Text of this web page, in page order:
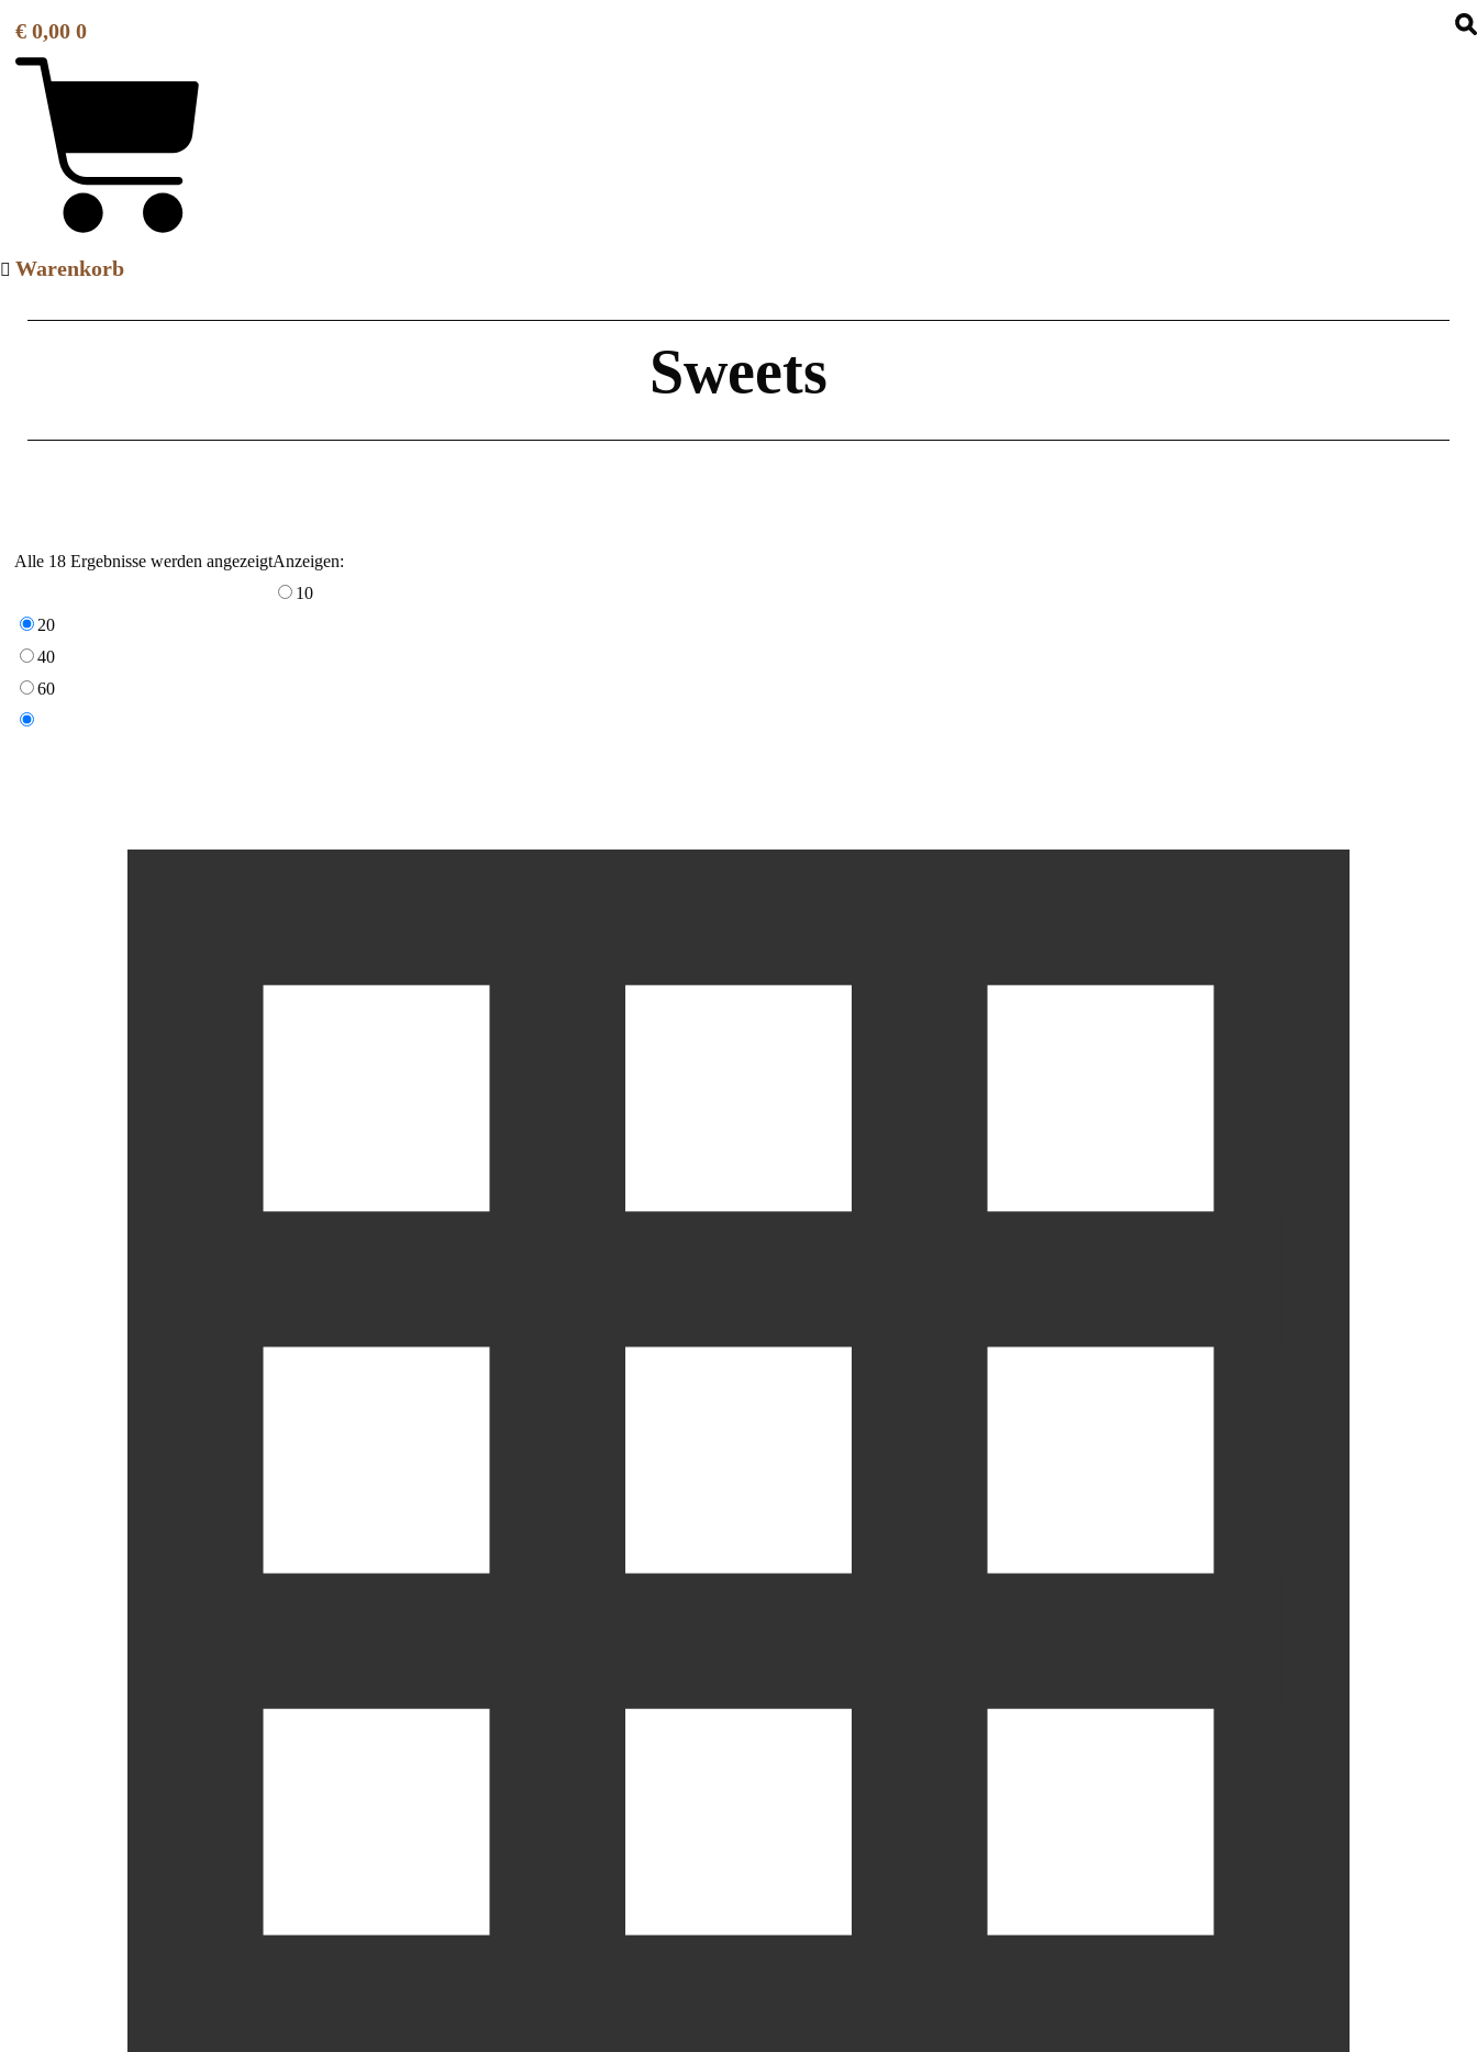
€ 0,00 0
Warenkorb
Sweets
Alle 18 Ergebnisse werden angezeigtAnzeigen:
10
20
40
60